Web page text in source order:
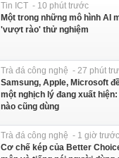
Tin ICT - 10 phút trước
Một trong những mô hình AI
'vượt rào' thử nghiệm
Trà đá công nghệ - 27 phút
Samsung, Apple, Microsoft
một nghịch lý đang xuất
nào cũng dùng
Trà đá công nghệ - 1 giờ trước
Cơ chế kép của Better